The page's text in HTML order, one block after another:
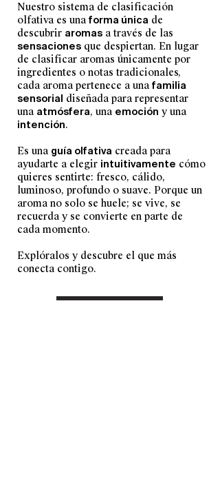
Nuestro sistema de clasificación
olfativa es una forma única de
descubrir aromas a través de las
sensaciones que despiertan. En lugar
de clasificar aromas únicamente por
ingredientes o notas tradicionales,
cada aroma pertenece a una familia
sensorial diseñada para representar
una atmósfera, una emoción y una
intención.
Es una guía olfativa creada para
ayudarte a elegir intuitivamente cómo
quieres sentirte: fresco, cálido,
luminoso, profundo o suave. Porque un
aroma no solo se huele; se vive, se
recuerda y se convierte en parte de
cada momento.
Explóralos y descubre el que más
conecta contigo.